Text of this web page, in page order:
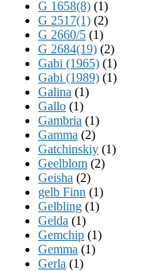
G 1658(8) (1)
G 2517(1) (2)
G 2660/5 (1)
G 2684(19) (2)
Gabi (1965) (1)
Gabi (1989) (1)
Galina (1)
Gallo (1)
Gambria (1)
Gamma (2)
Gatchinskiy (1)
Geelblom (2)
Geisha (2)
gelb Finn (1)
Gelbling (1)
Gelda (1)
Gemchip (1)
Gemma (1)
Gerla (1)